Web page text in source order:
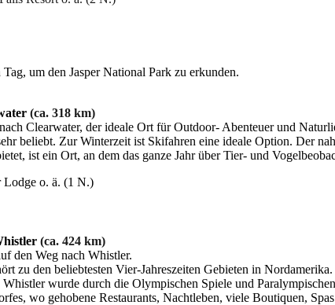
um den Jasper National Park zu erkunden.
(ca. 318 km)
Clearwater, der ideale Ort für Outdoor- Abenteuer und
beliebt. Zur Winterzeit ist Skifahren eine ideale Option. Der
ist ein Ort, an dem das ganze Jahr über Tier- und
Lodge o. ä. (1 N.)
(ca. 424 km)
den Weg nach Whistler.
zu den beliebtesten Vier-Jahreszeiten Gebieten in
wurde durch die Olympischen Spiele und
wo gehobene Restaurants, Nachtleben, viele Boutiquen,